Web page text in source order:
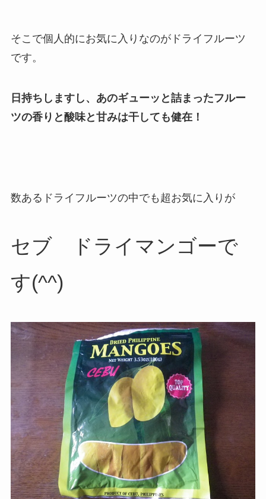
そこで個人的にお気に入りなのがドライフルーツ
です。
日持ちしますし、あのギューッと詰まったフルー
ツの香りと酸味と甘みは干しても健在！
数あるドライフルーツの中でも超お気に入りが
セブ ドライマンゴーで
す(^^)